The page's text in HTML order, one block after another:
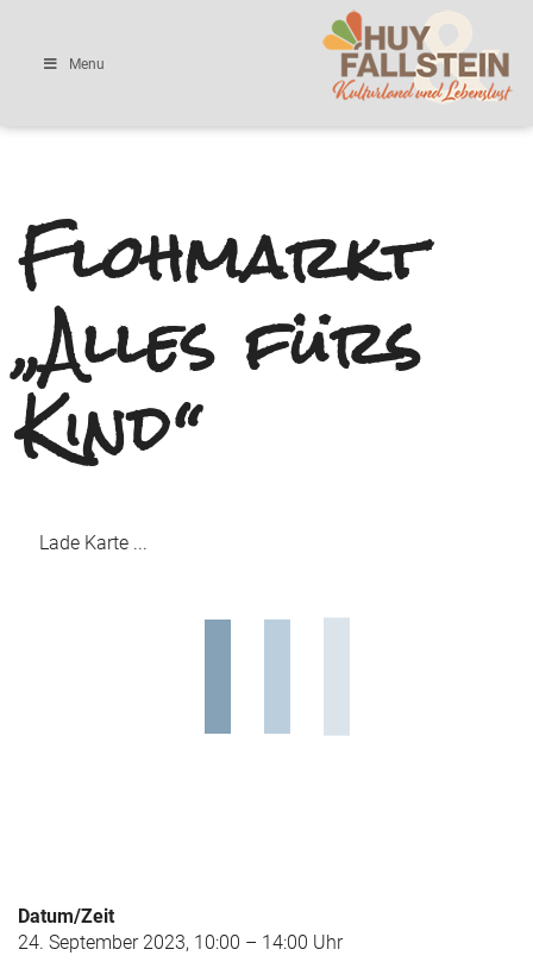
Menu
Flohmarkt
„Alles fürs
Kind“
Lade Karte ...
Datum/Zeit
24. September 2023, 10:00 – 14:00 Uhr